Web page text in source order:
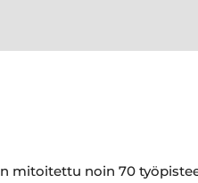
mitoitettu noin 70